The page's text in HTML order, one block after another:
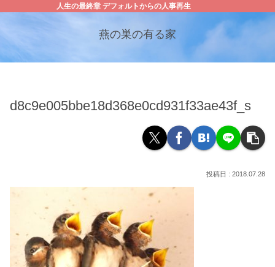
人生の最終章 デフォルトからの人事再生
燕の巣の有る家
d8c9e005bbe18d368e0cd931f33ae43f_s
2018.07.28